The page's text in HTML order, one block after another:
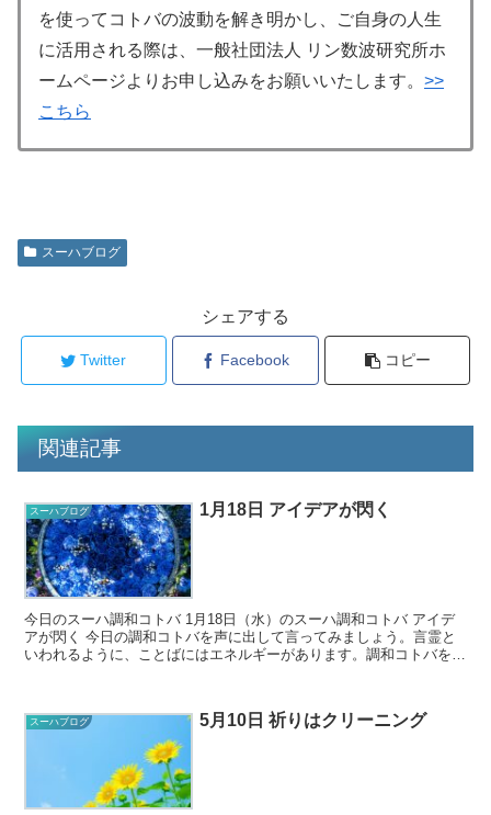
を使ってコトバの波動を解き明かし、ご自身の人生
に活用される際は、一般社団法人 リン数波研究所ホ
ームページよりお申し込みをお願いいたします。 >>
こちら
スーハブログ
シェアする
Twitter Facebook コピー
関連記事
スーハブログ 1月18日 アイデアが閃く
今日のスーハ調和コトバ 1月18日（水）のスーハ調和コトバ アイデ
アが閃く 今日の調和コトバを声に出して言ってみましょう。言霊と
いわれるように、ことばにはエネルギーがあります。調和コトバを口
スーハブログ 5月10日 祈りはクリーニング